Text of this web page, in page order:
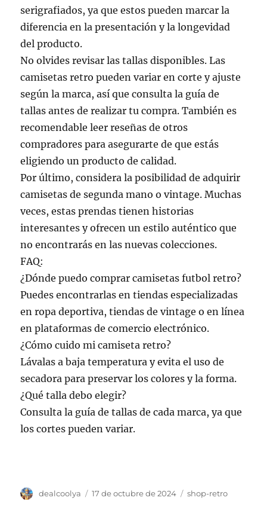
serigrafiados, ya que estos pueden marcar la
diferencia en la presentación y la longevidad
del producto.
No olvides revisar las tallas disponibles. Las
camisetas retro pueden variar en corte y ajuste
según la marca, así que consulta la guía de
tallas antes de realizar tu compra. También es
recomendable leer reseñas de otros
compradores para asegurarte de que estás
eligiendo un producto de calidad.
Por último, considera la posibilidad de adquirir
camisetas de segunda mano o vintage. Muchas
veces, estas prendas tienen historias
interesantes y ofrecen un estilo auténtico que
no encontrarás en las nuevas colecciones.
FAQ:
¿Dónde puedo comprar camisetas futbol retro?
Puedes encontrarlas en tiendas especializadas
en ropa deportiva, tiendas de vintage o en línea
en plataformas de comercio electrónico.
¿Cómo cuido mi camiseta retro?
Lávalas a baja temperatura y evita el uso de
secadora para preservar los colores y la forma.
¿Qué talla debo elegir?
Consulta la guía de tallas de cada marca, ya que
los cortes pueden variar.
Autor
dealcoolya
Publicado
17 de octubre de 2024 Categorías
shop-retro